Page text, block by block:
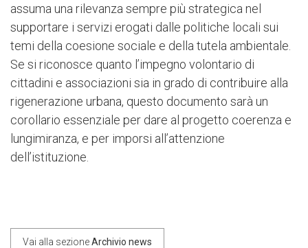
assuma una rilevanza sempre più strategica nel
supportare i servizi erogati dalle politiche locali sui
temi della coesione sociale e della tutela ambientale.
Se si riconosce quanto l’impegno volontario di
cittadini e associazioni sia in grado di contribuire alla
rigenerazione urbana, questo documento sarà un
corollario essenziale per dare al progetto coerenza e
lungimiranza, e per imporsi all’attenzione
dell’istituzione.
Vai alla sezioneArchivio news